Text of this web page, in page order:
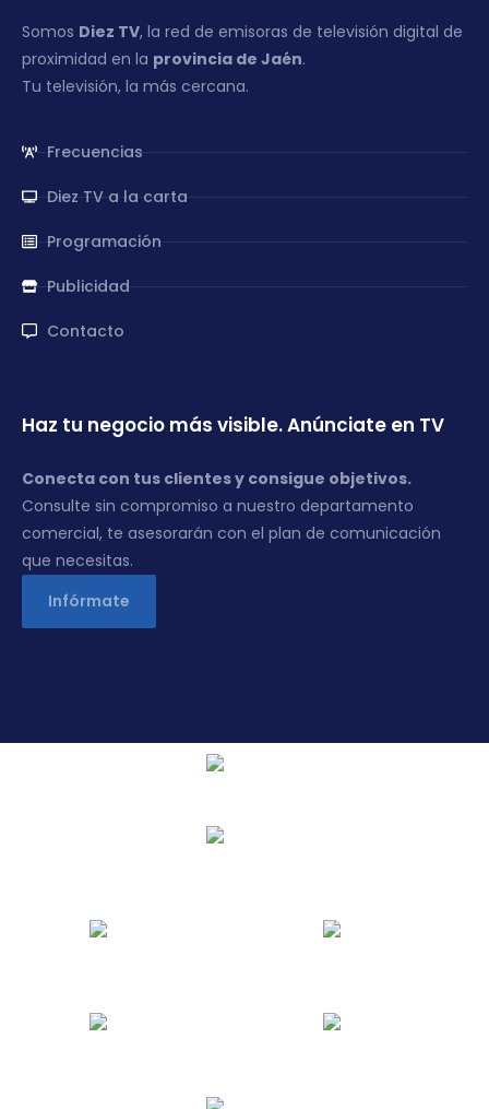
Somos Diez TV, la red de emisoras de televisión digital de
proximidad en la provincia de Jaén.
Tu televisión, la más cercana.
Frecuencias
Diez TV a la carta
Programación
Publicidad
Contacto
Haz tu negocio más visible. Anúnciate en TV
Conecta con tus clientes y consigue objetivos.
Consulte sin compromiso a nuestro departamento
comercial, te asesorarán con el plan de comunicación
que necesitas.
Infórmate